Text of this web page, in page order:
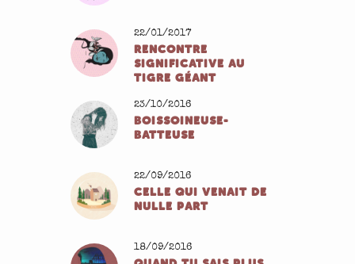
22/01/2017
RENCONTRE
SIGNIFICATIVE AU
TIGRE GÉANT
23/10/2016
BOISSOINEUSE-
BATTEUSE
22/09/2016
CELLE QUI VENAIT DE
NULLE PART
18/09/2016